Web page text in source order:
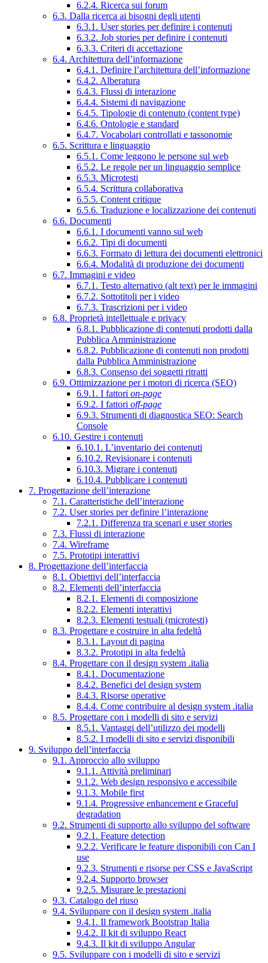
6.2.4. Ricerca sui forum
6.3. Dalla ricerca ai bisogni degli utenti
6.3.1. User stories per definire i contenuti
6.3.2. Job stories per definire i contenuti
6.3.3. Criteri di accettazione
6.4. Architettura dell’informazione
6.4.1. Definire l’architettura dell’informazione
6.4.2. Alberatura
6.4.3. Flussi di interazione
6.4.4. Sistemi di navigazione
6.4.5. Tipologie di contenuto (content type)
6.4.6. Ontologie e standard
6.4.7. Vocabolari controllati e tassonomie
6.5. Scrittura e linguaggio
6.5.1. Come leggono le persone sul web
6.5.2. Le regole per un linguaggio semplice
6.5.3. Microtesti
6.5.4. Scrittura collaborativa
6.5.5. Content critique
6.5.6. Traduzione e localizzazione dei contenuti
6.6. Documenti
6.6.1. I documenti vanno sul web
6.6.2. Tipi di documenti
6.6.3. Formato di lettura dei documenti elettronici
6.6.4. Modalità di produzione dei documenti
6.7. Immagini e video
6.7.1. Testo alternativo (alt text) per le immagini
6.7.2. Sottotitoli per i video
6.7.3. Trascrizioni per i video
6.8. Proprietà intellettuale e privacy
6.8.1. Pubblicazione di contenuti prodotti dalla
Pubblica Amministrazione
6.8.2. Pubblicazione di contenuti non prodotti
dalla Pubblica Amministrazione
6.8.3. Consenso dei soggetti ritratti
6.9. Ottimizzazione per i motori di ricerca (SEO)
6.9.1. I fattori on-page
6.9.2. I fattori off-page
6.9.3. Strumenti di diagnostica SEO: Search
Console
6.10. Gestire i contenuti
6.10.1. L’inventario dei contenuti
6.10.2. Revisionare i contenuti
6.10.3. Migrare i contenuti
6.10.4. Pubblicare i contenuti
7. Progettazione dell’interazione
7.1. Caratteristiche dell’interazione
7.2. User stories per definire l’interazione
7.2.1. Differenza tra scenari e user stories
7.3. Flussi di interazione
7.4. Wireframe
7.5. Prototipi interattivi
8. Progettazione dell’interfaccia
8.1. Obiettivi dell’interfaccia
8.2. Elementi dell’interfaccia
8.2.1. Elementi di composizione
8.2.2. Elementi interattivi
8.2.3. Elementi testuali (microtesti)
8.3. Progettare e costruire in alta fedeltà
8.3.1. Layout di pagina
8.3.2. Prototipi in alta fedeltà
8.4. Progettare con il design system .italia
8.4.1. Documentazione
8.4.2. Benefici del design system
8.4.3. Risorse operative
8.4.4. Come contribuire al design system .italia
8.5. Progettare con i modelli di sito e servizi
8.5.1. Vantaggi dell’utilizzo dei modelli
8.5.2. I modelli di sito e servizi disponibili
9. Sviluppo dell’interfaccia
9.1. Approccio allo sviluppo
9.1.1. Attività preliminari
9.1.2. Web design responsivo e accessibile
9.1.3. Mobile first
9.1.4. Progressive enhancement e Graceful
degradation
9.2. Strumenti di supporto allo sviluppo del software
9.2.1. Feature detection
9.2.2. Verificare le feature disponibili con Can I
use
9.2.3. Strumenti e risorse per CSS e JavaScript
9.2.4. Supporto browser
9.2.5. Misurare le prestazioni
9.3. Catalogo del riuso
9.4. Sviluppare con il design system .italia
9.4.1. Il framework Bootstrap Italia
9.4.2. Il kit di sviluppo React
9.4.3. Il kit di sviluppo Angular
9.5. Sviluppare con i modelli di sito e servizi